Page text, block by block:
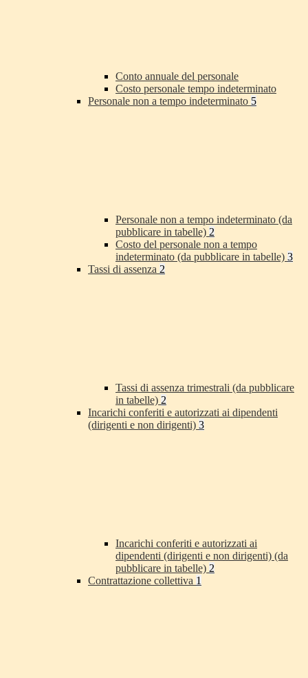
Conto annuale del personale
Costo personale tempo indeterminato
Personale non a tempo indeterminato 5
Personale non a tempo indeterminato (da
pubblicare in tabelle) 2
Costo del personale non a tempo
indeterminato (da pubblicare in tabelle) 3
Tassi di assenza 2
Tassi di assenza trimestrali (da pubblicare
in tabelle) 2
Incarichi conferiti e autorizzati ai dipendenti
(dirigenti e non dirigenti) 3
Incarichi conferiti e autorizzati ai
dipendenti (dirigenti e non dirigenti) (da
pubblicare in tabelle) 2
Contrattazione collettiva 1